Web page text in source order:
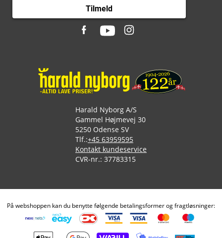
Tilmeld
Harald Nyborg A/S
Gammel Højmevej 30
5250 Odense SV
Tlf.:+45 63959595
Kontakt kundeservice
CVR-nr.: 37783315
På webshoppen kan du benytte følgende betalingsformer og fragtløsninger: